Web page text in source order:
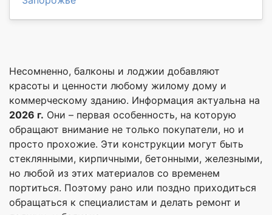
Несомненно, балконы и лоджии добавляют
красоты и ценности любому жилому дому и
коммерческому зданию. Информация актуальна на
2026 г. Они – первая особенность, на которую
обращают внимание не только покупатели, но и
просто прохожие. Эти конструкции могут быть
стеклянными, кирпичными, бетонными, железными,
но любой из этих материалов со временем
портиться. Поэтому рано или поздно приходиться
обращаться к специалистам и делать ремонт и